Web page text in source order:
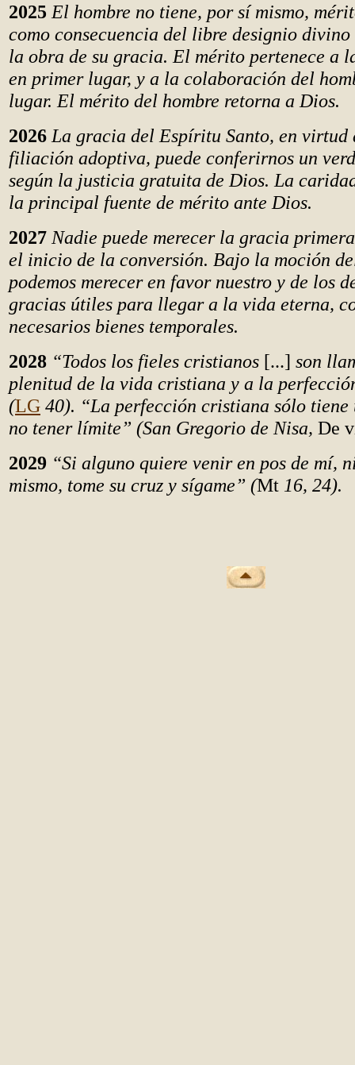
2025 El hombre no tiene, por sí mismo,
como consecuencia del libre designio
la obra de su gracia. El mérito pertenece a
en primer lugar, y a la colaboración del
lugar. El mérito del hombre retorna a Dios.
2026 La gracia del Espíritu Santo, en virtud
filiación adoptiva, puede conferirnos un
según la justicia gratuita de Dios. La
la principal fuente de mérito ante Dios.
2027 Nadie puede merecer la gracia
el inicio de la conversión. Bajo la moción
podemos merecer en favor nuestro y de los
gracias útiles para llegar a la vida eterna,
necesarios bienes temporales.
2028 “Todos los fieles cristianos [...] son
plenitud de la vida cristiana y a la
(LG 40). “La perfección cristiana sólo
no tener límite” (San Gregorio de Nisa, De
2029 “Si alguno quiere venir en pos de mí,
mismo, tome su cruz y sígame” (Mt 16, 24).